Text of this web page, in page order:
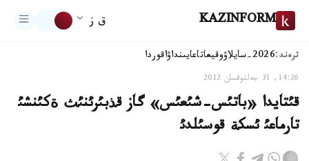
KAZINFORM ق ز
ترەند:2026-سايلاۋ وقيعاتاعايىنداۋاقوردا
14:26, 31 جەلتوقسان 2012
قئتايدا «باتئس-شئعئس» گاز قذبئرئنئث ةكئنشئ
تارماعئ ئسكة قوسئلدئ